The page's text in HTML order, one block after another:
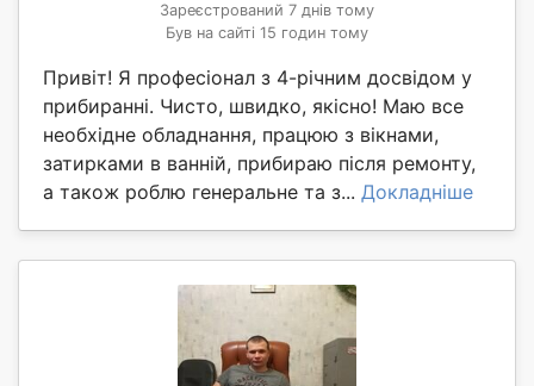
Зареєстрований 7 днів тому
Був на сайті 15 годин тому
Привіт! Я професіонал з 4-річним досвідом у
прибиранні. Чисто, швидко, якісно! Маю все
необхідне обладнання, працюю з вікнами,
затирками в ванній, прибираю після ремонту,
а також роблю генеральне та з... Докладніше